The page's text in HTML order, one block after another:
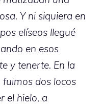
Y ni siquiera en
elíseos llegué
en esos
y tenerte. En la
dos locos
el hielo, a